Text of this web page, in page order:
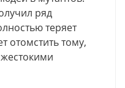
ряд
теряет
отомстить тому,